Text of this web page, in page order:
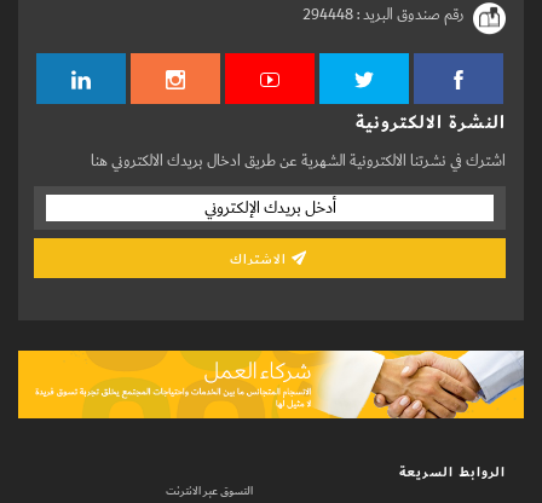
رقم صندوق البريد :294448
النشرة الالكترونية
اشترك في نشرتنا الالكترونية الشهرية عن طريق ادخال بريدك الالكتروني هنا
الروابط السريعة
التسوق عبر الانترنت